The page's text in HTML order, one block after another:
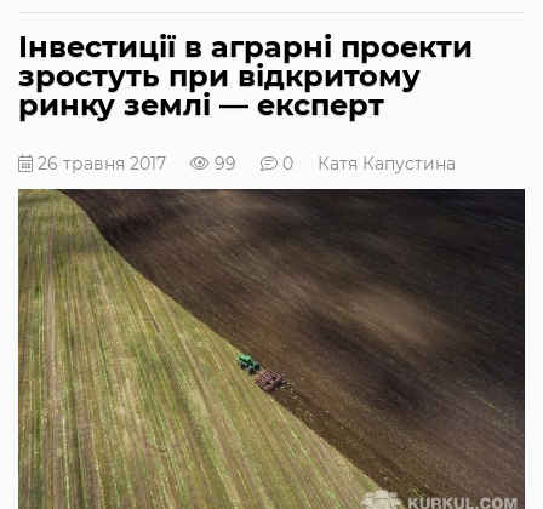
Інвестиції в аграрні проекти
зростуть при відкритому
ринку землі — експерт
26 травня 2017 99 0 Катя Капустина